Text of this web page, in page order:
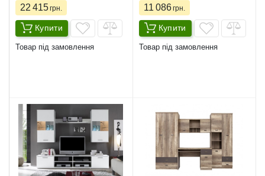
22 415грн.
Купити
Товар під замовлення
11 086грн.
Купити
Товар під замовлення